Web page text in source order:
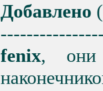
Добавлено
fenix, они